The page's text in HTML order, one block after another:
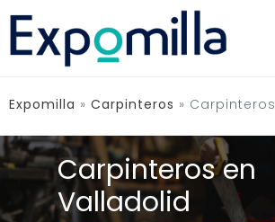
Saltar
contenido
Expomilla » Carpinteros »
Carpinteros en
Valladolid